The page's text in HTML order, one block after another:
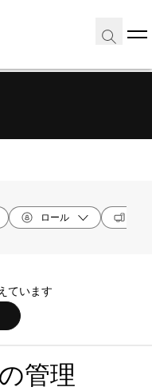
ロール
ています
管理